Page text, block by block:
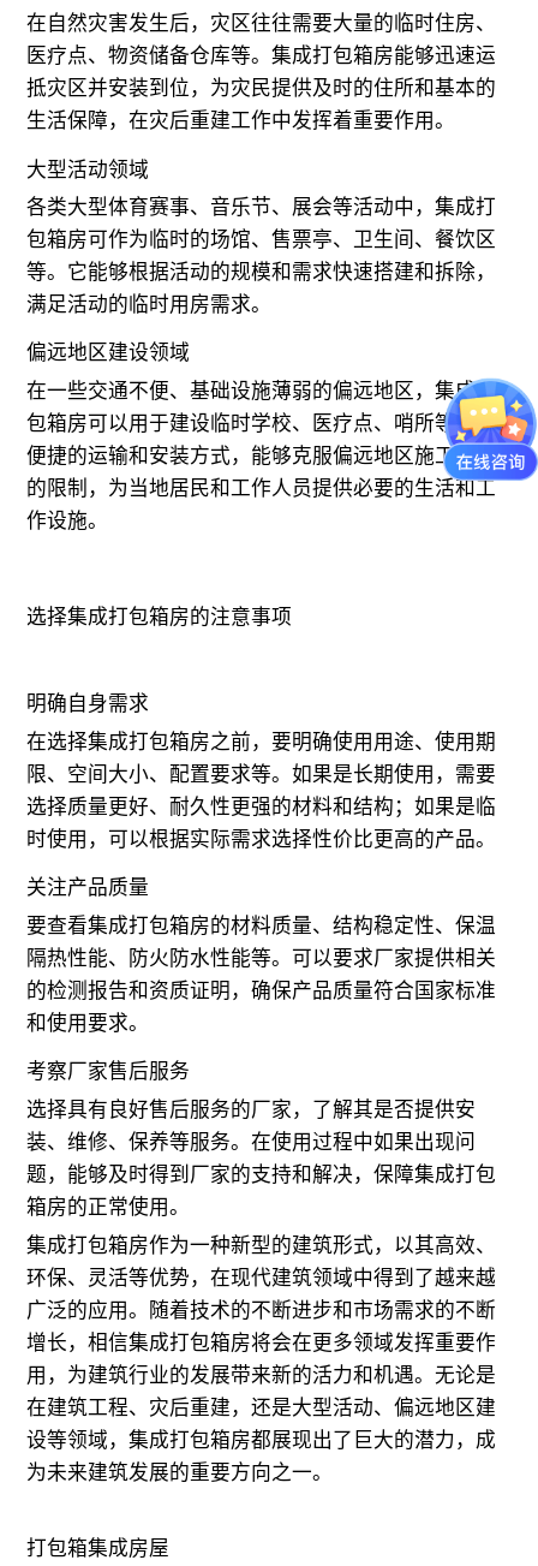
在自然灾害发生后，灾区往往需要大量的临时住房、
医疗点、物资储备仓库等。集成打包箱房能够迅速运
抵灾区并安装到位，为灾民提供及时的住所和基本的
生活保障，在灾后重建工作中发挥着重要作用。
大型活动领域
各类大型体育赛事、音乐节、展会等活动中，集成打
包箱房可作为临时的场馆、售票亭、卫生间、餐饮区
等。它能够根据活动的规模和需求快速搭建和拆除，
满足活动的临时用房需求。
偏远地区建设领域
在一些交通不便、基础设施薄弱的偏远地区，集成打
包箱房可以用于建设临时学校、医疗点、哨所等。其
便捷的运输和安装方式，能够克服偏远地区施工条件
的限制，为当地居民和工作人员提供必要的生活和工
作设施。
选择集成打包箱房的注意事项
明确自身需求
在选择集成打包箱房之前，要明确使用用途、使用期
限、空间大小、配置要求等。如果是长期使用，需要
选择质量更好、耐久性更强的材料和结构；如果是临
时使用，可以根据实际需求选择性价比更高的产品。
关注产品质量
要查看集成打包箱房的材料质量、结构稳定性、保温
隔热性能、防火防水性能等。可以要求厂家提供相关
的检测报告和资质证明，确保产品质量符合国家标准
和使用要求。
考察厂家售后服务
选择具有良好售后服务的厂家，了解其是否提供安
装、维修、保养等服务。在使用过程中如果出现问
题，能够及时得到厂家的支持和解决，保障集成打包
箱房的正常使用。
集成打包箱房作为一种新型的建筑形式，以其高效、
环保、灵活等优势，在现代建筑领域中得到了越来越
广泛的应用。随着技术的不断进步和市场需求的不断
增长，相信集成打包箱房将会在更多领域发挥重要作
用，为建筑行业的发展带来新的活力和机遇。无论是
在建筑工程、灾后重建，还是大型活动、偏远地区建
设等领域，集成打包箱房都展现出了巨大的潜力，成
为未来建筑发展的重要方向之一。
打包箱集成房屋